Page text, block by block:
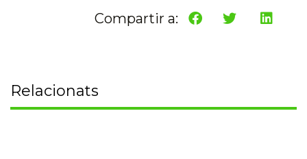
Compartir a:
Relacionats